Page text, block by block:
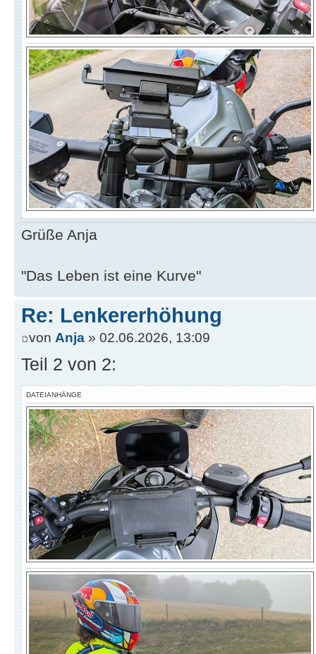
Grüße Anja
"Das Leben ist eine Kurve"
Re: Lenkererhöhung
von Anja » 02.06.2026, 13:09
Teil 2 von 2:
DATEIANHÄNGE